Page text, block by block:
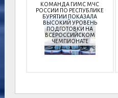
КОМАНДА ГИМС МЧС
РОССИИ ПО РЕСПУБЛИКЕ
БУРЯТИИ ПОКАЗАЛА
ВЫСОКИЙ УРОВЕНЬ
ПОДГОТОВКИ НА
ВСЕРОССИЙСКОМ
ЧЕМПИОНАТЕ